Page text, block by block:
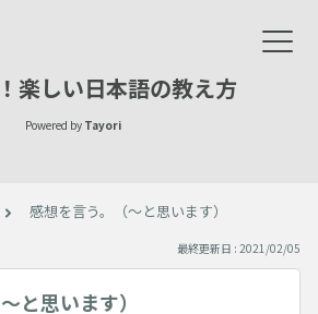
楽しい日本語の教え方
Powered by Tayori
感想を言う。（～と思います）
最終更新日 : 2021/02/05
と思います）